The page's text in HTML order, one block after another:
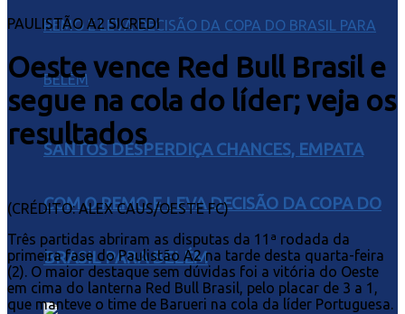
SANTOS DESPERDIÇA CHANCES, EMPATA
COM O REMO E LEVA DECISÃO DA COPA DO
BRASIL PARA BELÉM
PAULISTÃO A2 SICREDI
Oeste vence Red Bull Brasil e
segue na cola do líder; veja os
resultados
(CRÉDITO: ALEX CAUS/OESTE FC)
Três partidas abriram as disputas da 11ª rodada da
primeira fase do Paulistão A2 na tarde desta quarta-feira
(2). O maior destaque sem dúvidas foi a vitória do Oeste
em cima do lanterna Red Bull Brasil, pelo placar de 3 a 1,
que manteve o time de Barueri na cola da líder Portuguesa.